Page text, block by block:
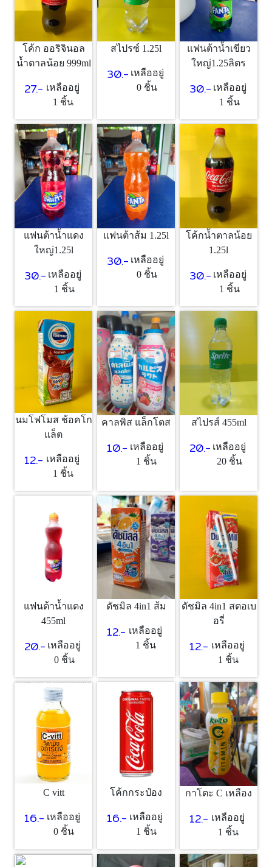
โค้ก ออริจินอล
น้ำตาลน้อย 999ml
27.- เหลืออยู่
1 ชิ้น
สไปรซ์ 1.25l
30.- เหลืออยู่
0 ชิ้น
แฟนต้าน้ำเขียว
ใหญ่1.25ลิตร
30.- เหลืออยู่
1 ชิ้น
แฟนต้าน้ำแดง
ใหญ่1.25l
30.- เหลืออยู่
1 ชิ้น
แฟนต้าส้ม 1.25l
30.- เหลืออยู่
0 ชิ้น
โค้กน้ำตาลน้อย
1.25l
30.- เหลืออยู่
1 ชิ้น
นมโฟโมส ช้อคโก
แล็ต
12.- เหลืออยู่
1 ชิ้น
คาลพิส แล็กโตส
10.- เหลืออยู่
1 ชิ้น
สไปรส์ 455ml
20.- เหลืออยู่
20 ชิ้น
แฟนต้าน้ำแดง
455ml
20.- เหลืออยู่
0 ชิ้น
ดัชมิล 4in1 ส้ม
12.- เหลืออยู่
1 ชิ้น
ดัชมิล 4in1 สตอเบ
อรี่
12.- เหลืออยู่
1 ชิ้น
C vitt
16.- เหลืออยู่
0 ชิ้น
โค้กกระป๋อง
16.- เหลืออยู่
1 ชิ้น
กาโตะ C เหลือง
12.- เหลืออยู่
1 ชิ้น